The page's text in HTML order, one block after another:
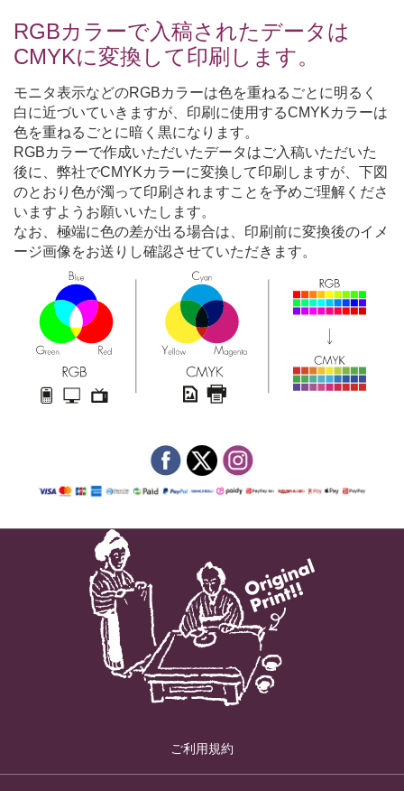
RGBカラーで入稿されたデータは
CMYKに変換して印刷します。
モニタ表示などのRGBカラーは色を重ねるごとに明るく
白に近づいていきますが、印刷に使用するCMYKカラーは
色を重ねるごとに暗く黒になります。
RGBカラーで作成いただいたデータはご入稿いただいた
後に、弊社でCMYKカラーに変換して印刷しますが、下図
のとおり色が濁って印刷されますことを予めご理解くださ
いますようお願いいたします。
なお、極端に色の差が出る場合は、印刷前に変換後のイメ
ージ画像をお送りし確認させていただきます。
ご利用規約